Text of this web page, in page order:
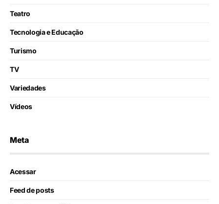
Teatro
Tecnologia e Educação
Turismo
TV
Variedades
Vídeos
Meta
Acessar
Feed de posts